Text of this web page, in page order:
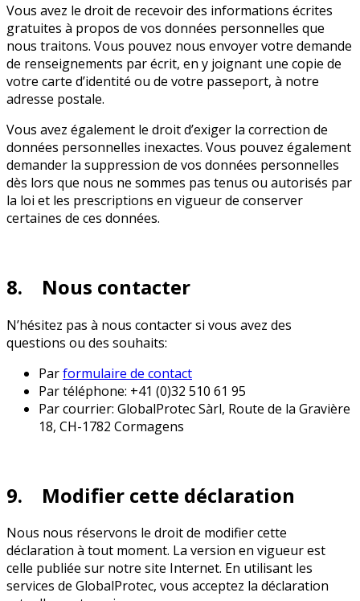
Vous avez le droit de recevoir des informations écrites
gratuites à propos de vos données personnelles que
nous traitons. Vous pouvez nous envoyer votre demande
de renseignements par écrit, en y joignant une copie de
votre carte d’identité ou de votre passeport, à notre
adresse postale.
Vous avez également le droit d’exiger la correction de
données personnelles inexactes. Vous pouvez également
demander la suppression de vos données personnelles
dès lors que nous ne sommes pas tenus ou autorisés par
la loi et les prescriptions en vigueur de conserver
certaines de ces données.
8. Nous contacter
N’hésitez pas à nous contacter si vous avez des
questions ou des souhaits:
Parformulaire de contact
Par téléphone: +41 (0)32 510 61 95
Par courrier: GlobalProtec Sàrl, Route de la Gravière
18, CH-1782 Cormagens
9. Modifier cette déclaration
Nous nous réservons le droit de modifier cette
déclaration à tout moment. La version en vigueur est
celle publiée sur notre site Internet. En utilisant les
services de GlobalProtec, vous acceptez la déclaration